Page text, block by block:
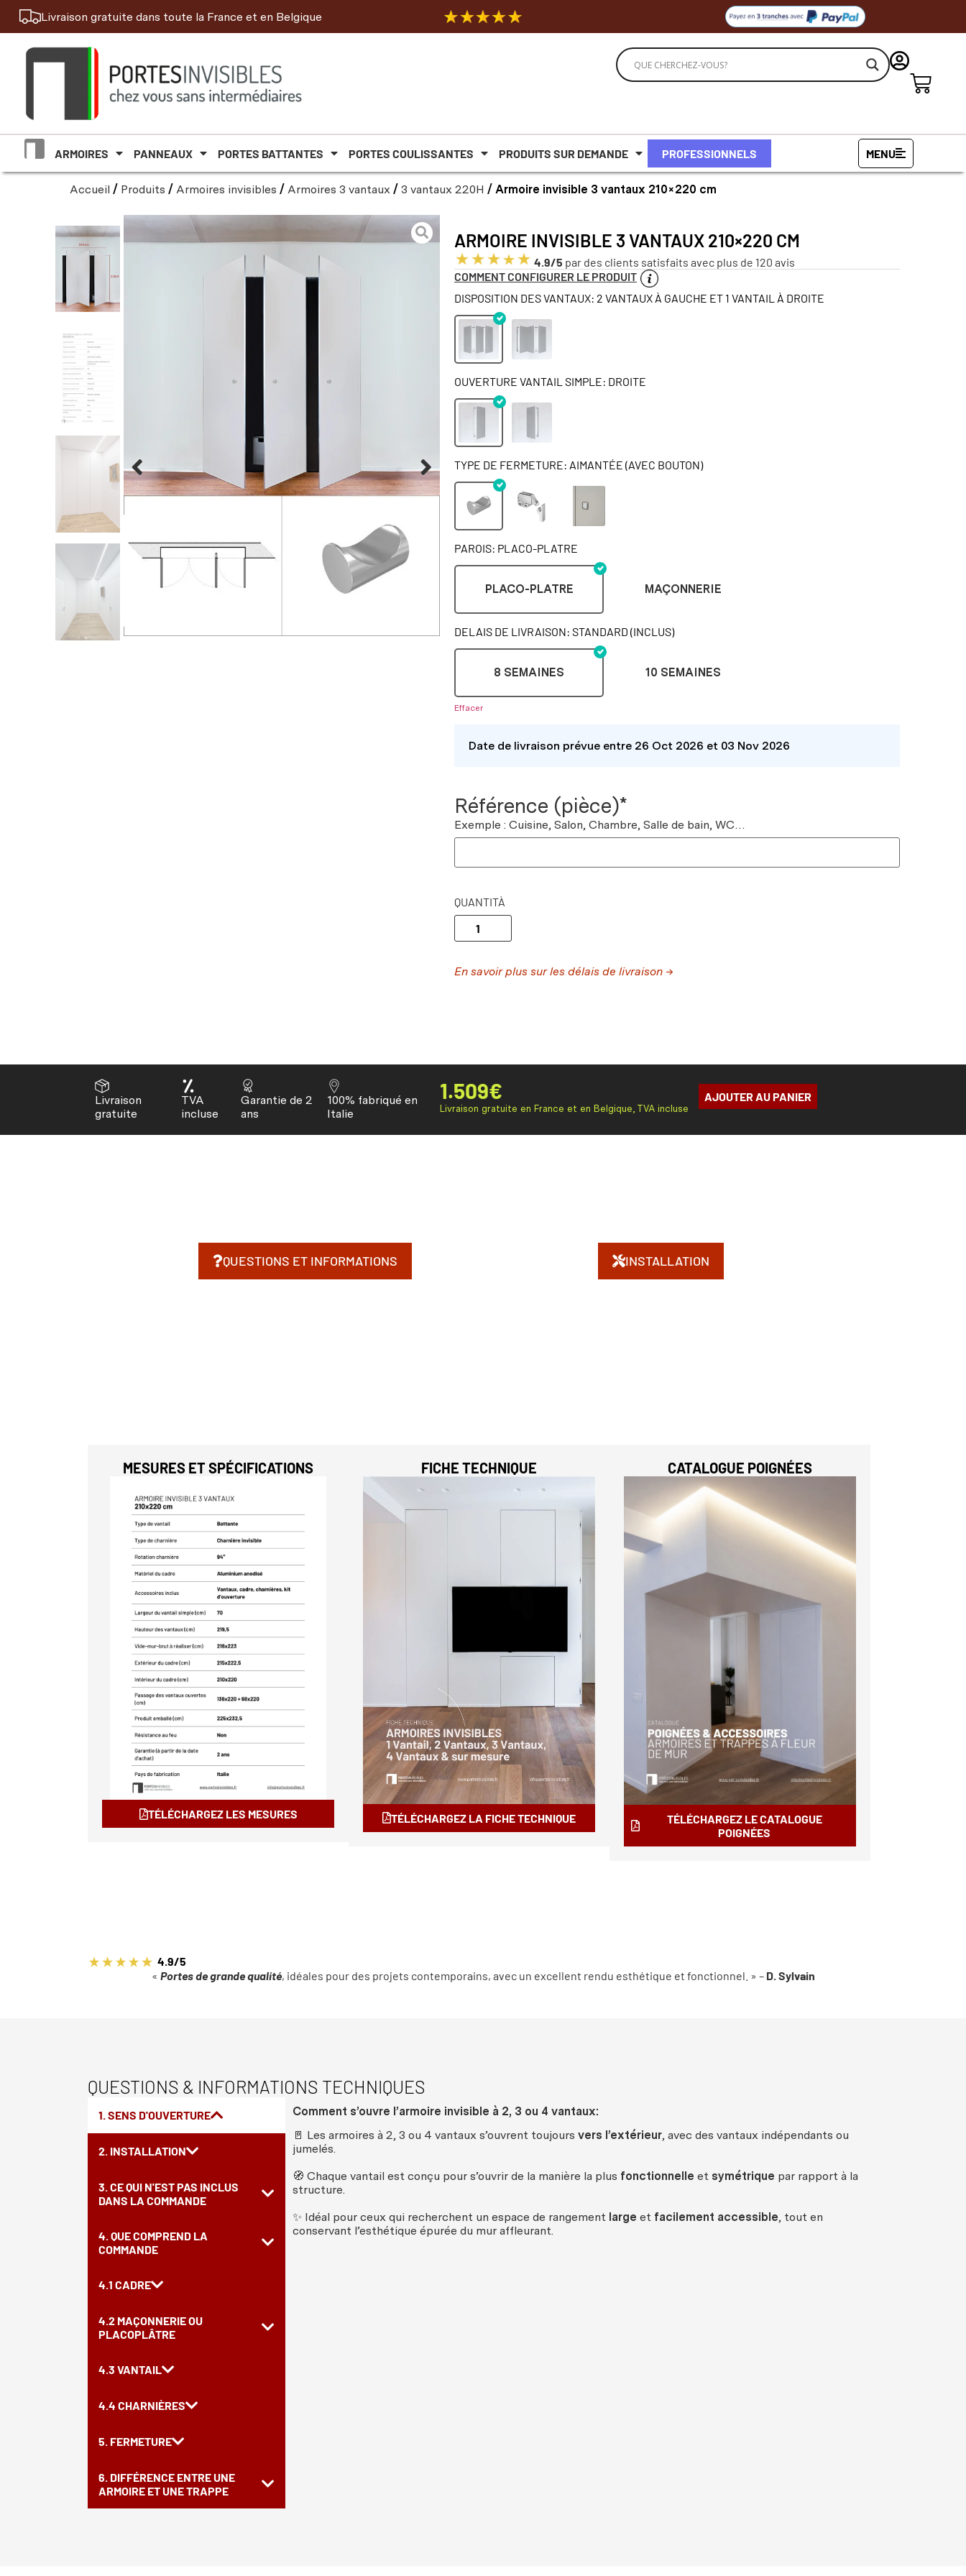
Livraison gratuite dans toute la France et en Belgique
ARMOIRES PANNEAUX PORTES BATTANTES PORTES COULISSANTES PRODUITS SUR DEMANDE PROFESSIONNELS MENU
Accueil / Produits / Armoires invisibles / Armoires 3 vantaux / 3 vantaux 220H / Armoire invisible 3 vantaux 210×220 cm
ARMOIRE INVISIBLE 3 VANTAUX 210×220 CM
4.9/5 par des clients satisfaits avec plus de 120 avis
COMMENT CONFIGURER LE PRODUIT
DISPOSITION DES VANTAUX: 2 VANTAUX À GAUCHE ET 1 VANTAIL À DROITE
OUVERTURE VANTAIL SIMPLE: DROITE
TYPE DE FERMETURE: AIMANTÉE (AVEC BOUTON)
PAROIS: PLACO-PLATRE
PLACO-PLATRE MAÇONNERIE
DELAIS DE LIVRAISON: STANDARD (INCLUS)
8 SEMAINES 10 SEMAINES
Effacer
Date de livraison prévue entre 26 Oct 2026 et 03 Nov 2026
Référence (pièce)*
Exemple : Cuisine, Salon, Chambre, Salle de bain, WC…
QUANTITÀ
En savoir plus sur les délais de livraison →
Livraison
gratuite
TVA
incluse
Garantie de 2
ans
100% fabriqué en
Italie
1.509€
Livraison gratuite en France et en Belgique, TVA incluse
AJOUTER AU PANIER
QUESTIONS ET INFORMATIONS INSTALLATION
MESURES ET SPÉCIFICATIONS
TÉLÉCHARGEZ LES MESURES
FICHE TECHNIQUE
TÉLÉCHARGEZ LA FICHE TECHNIQUE
CATALOGUE POIGNÉES
TÉLÉCHARGEZ LE CATALOGUE
POIGNÉES
4.9/5
« Portes de grande qualité, idéales pour des projets contemporains, avec un excellent rendu esthétique et fonctionnel. » – D. Sylvain
QUESTIONS & INFORMATIONS TECHNIQUES
1. SENS D'OUVERTURE
2. INSTALLATION
3. CE QUI N'EST PAS INCLUS
DANS LA COMMANDE
4. QUE COMPREND LA
COMMANDE
4.1 CADRE
4.2 MAÇONNERIE OU
PLACOPLÂTRE
4.3 VANTAIL
4.4 CHARNIÈRES
5. FERMETURE
6. DIFFÉRENCE ENTRE UNE
ARMOIRE ET UNE TRAPPE
Comment s’ouvre l’armoire invisible à 2, 3 ou 4 vantaux:
🚪 Les armoires à 2, 3 ou 4 vantaux s’ouvrent toujours vers l’extérieur, avec des vantaux indépendants ou
jumelés.
🧭 Chaque vantail est conçu pour s’ouvrir de la manière la plus fonctionnelle et symétrique par rapport à la
structure.
✨ Idéal pour ceux qui recherchent un espace de rangement large et facilement accessible, tout en
conservant l’esthétique épurée du mur affleurant.